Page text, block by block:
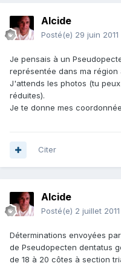
Alcide
Posté(e) 29 juin 2011
Je pensais à un
représentée dans ma région
J'attends les photos (tu
réduites).
Je te donne mes
Citer
Alcide
Posté(e) 2 juillet 2011
Déterminations envoyées
de Pseudopecten dentatus
de 18 à 20 côtes à section